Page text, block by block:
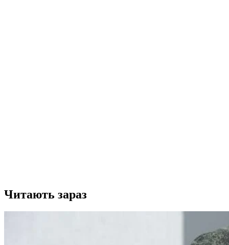
Читають зараз